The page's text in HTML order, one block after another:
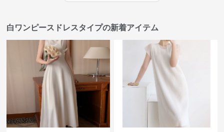
白ワンピースドレスタイプの新着アイテム